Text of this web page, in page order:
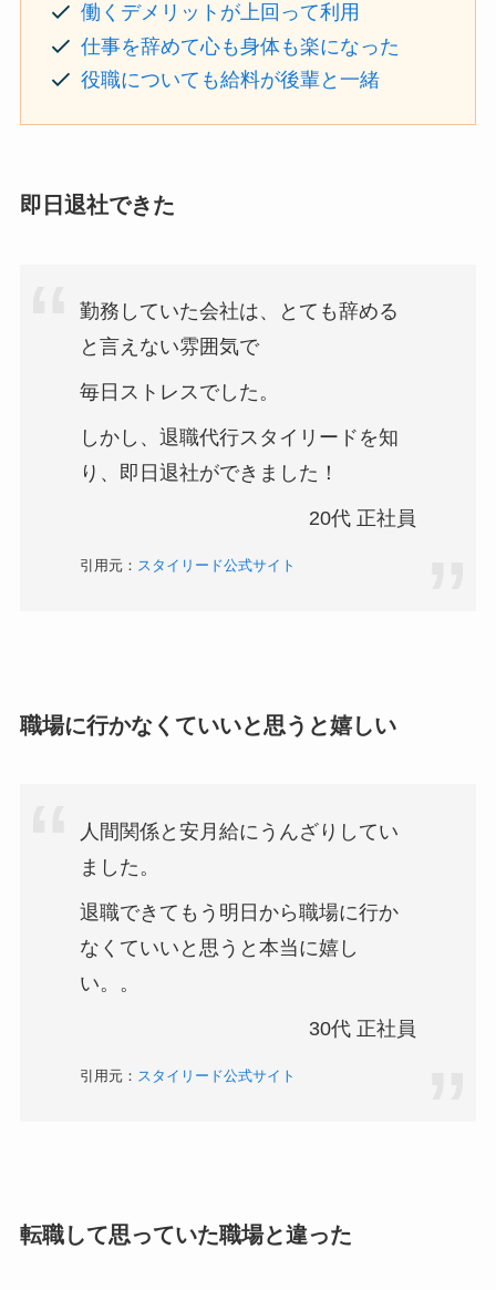
働くデメリットが上回って利用
仕事を辞めて心も身体も楽になった
役職についても給料が後輩と一緒
即日退社できた
勤務していた会社は、とても辞める
と言えない雰囲気で
毎日ストレスでした。
​しかし、退職代行スタイリードを知
り、即日退社ができました！
20代 正社員
引用元： スタイリード公式サイト
職場に行かなくていいと思うと嬉しい
人間関係と安月給にうんざりしてい
ました。
退職できてもう明日から職場に行か
なくていいと思うと​本当に嬉し
い。。
30代 正社員
引用元： スタイリード公式サイト
転職して思っていた職場と違った